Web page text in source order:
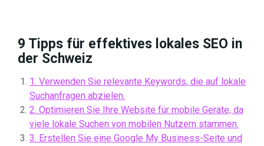
9 Tipps für effektives lokales SEO in
der Schweiz
1. Verwenden Sie relevante Keywords, die auf lokale
Suchanfragen abzielen.
2. Optimieren Sie Ihre Website für mobile Geräte, da
viele lokale Suchen von mobilen Nutzern stammen.
3. Erstellen Sie eine Google My Business-Seite und